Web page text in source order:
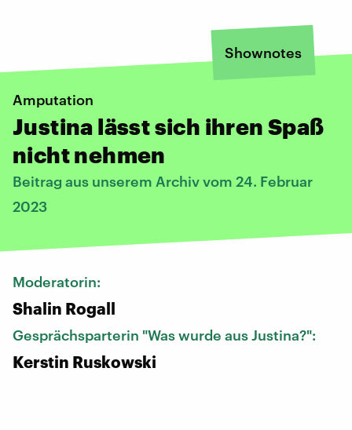
Shownotes
Amputation
Justina lässt sich ihren Spaß
nicht nehmen
Beitrag aus unserem Archiv vom 24. Februar
2023
Moderatorin:
Shalin Rogall
Gesprächsparterin "Was wurde aus Justina?":
Kerstin Ruskowski